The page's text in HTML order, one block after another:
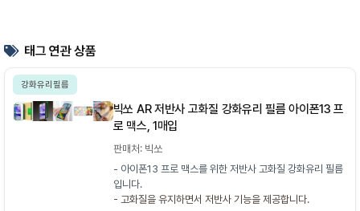
태그 연관 상품
강화유리필름
빅쏘 AR 저반사 고화질 강화유리 필름 아이폰13 프
로 맥스, 1매입
판매처: 빅쏘
- 아이폰13 프로 맥스를 위한 저반사 고화질 강화유리 필름
입니다.
- 고화질을 유지하면서 저반사 기능을 제공합니다.